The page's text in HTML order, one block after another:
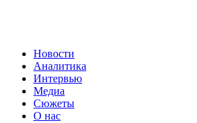
Новости
Аналитика
Интервью
Медиа
Сюжеты
О нас